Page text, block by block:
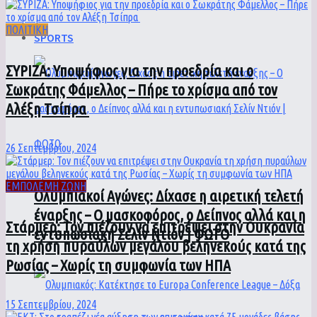
SPORTS
Ολυμπιακοί Αγώνες: Δίχασε η αιρετική τελετή
έναρξης – Ο μασκοφόρος, ο Δείπνος αλλά και η
εντυπωσιακή Σελίν Ντιόν | ΦΩΤΟ
ΠΟΛΙΤΙΚΗ
ΣΥΡΙΖΑ: Υποψήφιος για την προεδρία και ο
Σωκράτης Φάμελλος – Πήρε το χρίσμα από τον
Αλέξη Τσίπρα
26 Σεπτεμβρίου, 2024
ΕΜΠΟΛΕΜΗ ΖΩΝΗ
Στάρμερ: Τον πιέζουν να επιτρέψει στην Ουκρανία
τη χρήση πυραύλων μεγάλου βεληνεκούς κατά της
Ρωσίας – Χωρίς τη συμφωνία των ΗΠΑ
15 Σεπτεμβρίου, 2024